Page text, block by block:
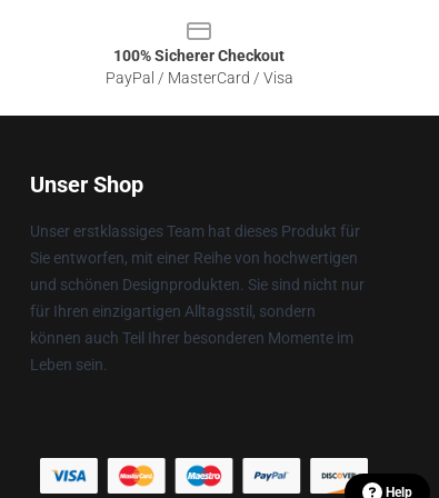
100% Sicherer Checkout
PayPal / MasterCard / Visa
Unser Shop
Unser erstklassiges Team hat dieses Produkt für
Sie entworfen, mit einer Reihe von hochwertigen
und schönen Designprodukten. Sie sind nicht nur
für Ihren einzigartigen Alltagsstil, sondern
können auch Teil Ihrer besonderen Momente im
Leben sein.
Help